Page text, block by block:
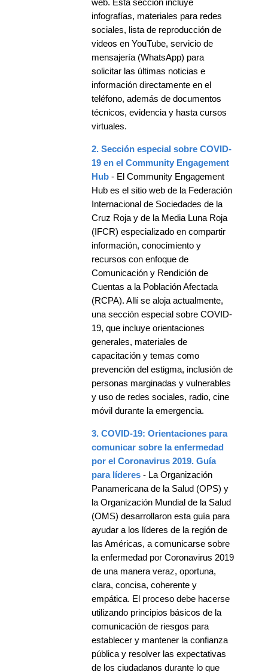
web. Esta sección incluye
infografías, materiales para redes
sociales, lista de reproducción de
videos en YouTube, servicio de
mensajería (WhatsApp) para
solicitar las últimas noticias e
información directamente en el
teléfono, además de documentos
técnicos, evidencia y hasta cursos
virtuales.
2. Sección especial sobre COVID-
19 en el Community Engagement
Hub - El Community Engagement
Hub es el sitio web de la Federación
Internacional de Sociedades de la
Cruz Roja y de la Media Luna Roja
(IFCR) especializado en compartir
información, conocimiento y
recursos con enfoque de
Comunicación y Rendición de
Cuentas a la Población Afectada
(RCPA). Allí se aloja actualmente,
una sección especial sobre COVID-
19, que incluye orientaciones
generales, materiales de
capacitación y temas como
prevención del estigma, inclusión de
personas marginadas y vulnerables
y uso de redes sociales, radio, cine
móvil durante la emergencia.
3. COVID-19: Orientaciones para
comunicar sobre la enfermedad
por el Coronavirus 2019. Guía
para líderes - La Organización
Panamericana de la Salud (OPS) y
la Organización Mundial de la Salud
(OMS) desarrollaron esta guía para
ayudar a los líderes de la región de
las Américas, a comunicarse sobre
la enfermedad por Coronavirus 2019
de una manera veraz, oportuna,
clara, concisa, coherente y
empática. El proceso debe hacerse
utilizando principios básicos de la
comunicación de riesgos para
establecer y mantener la confianza
pública y resolver las expectativas
de los ciudadanos durante lo que